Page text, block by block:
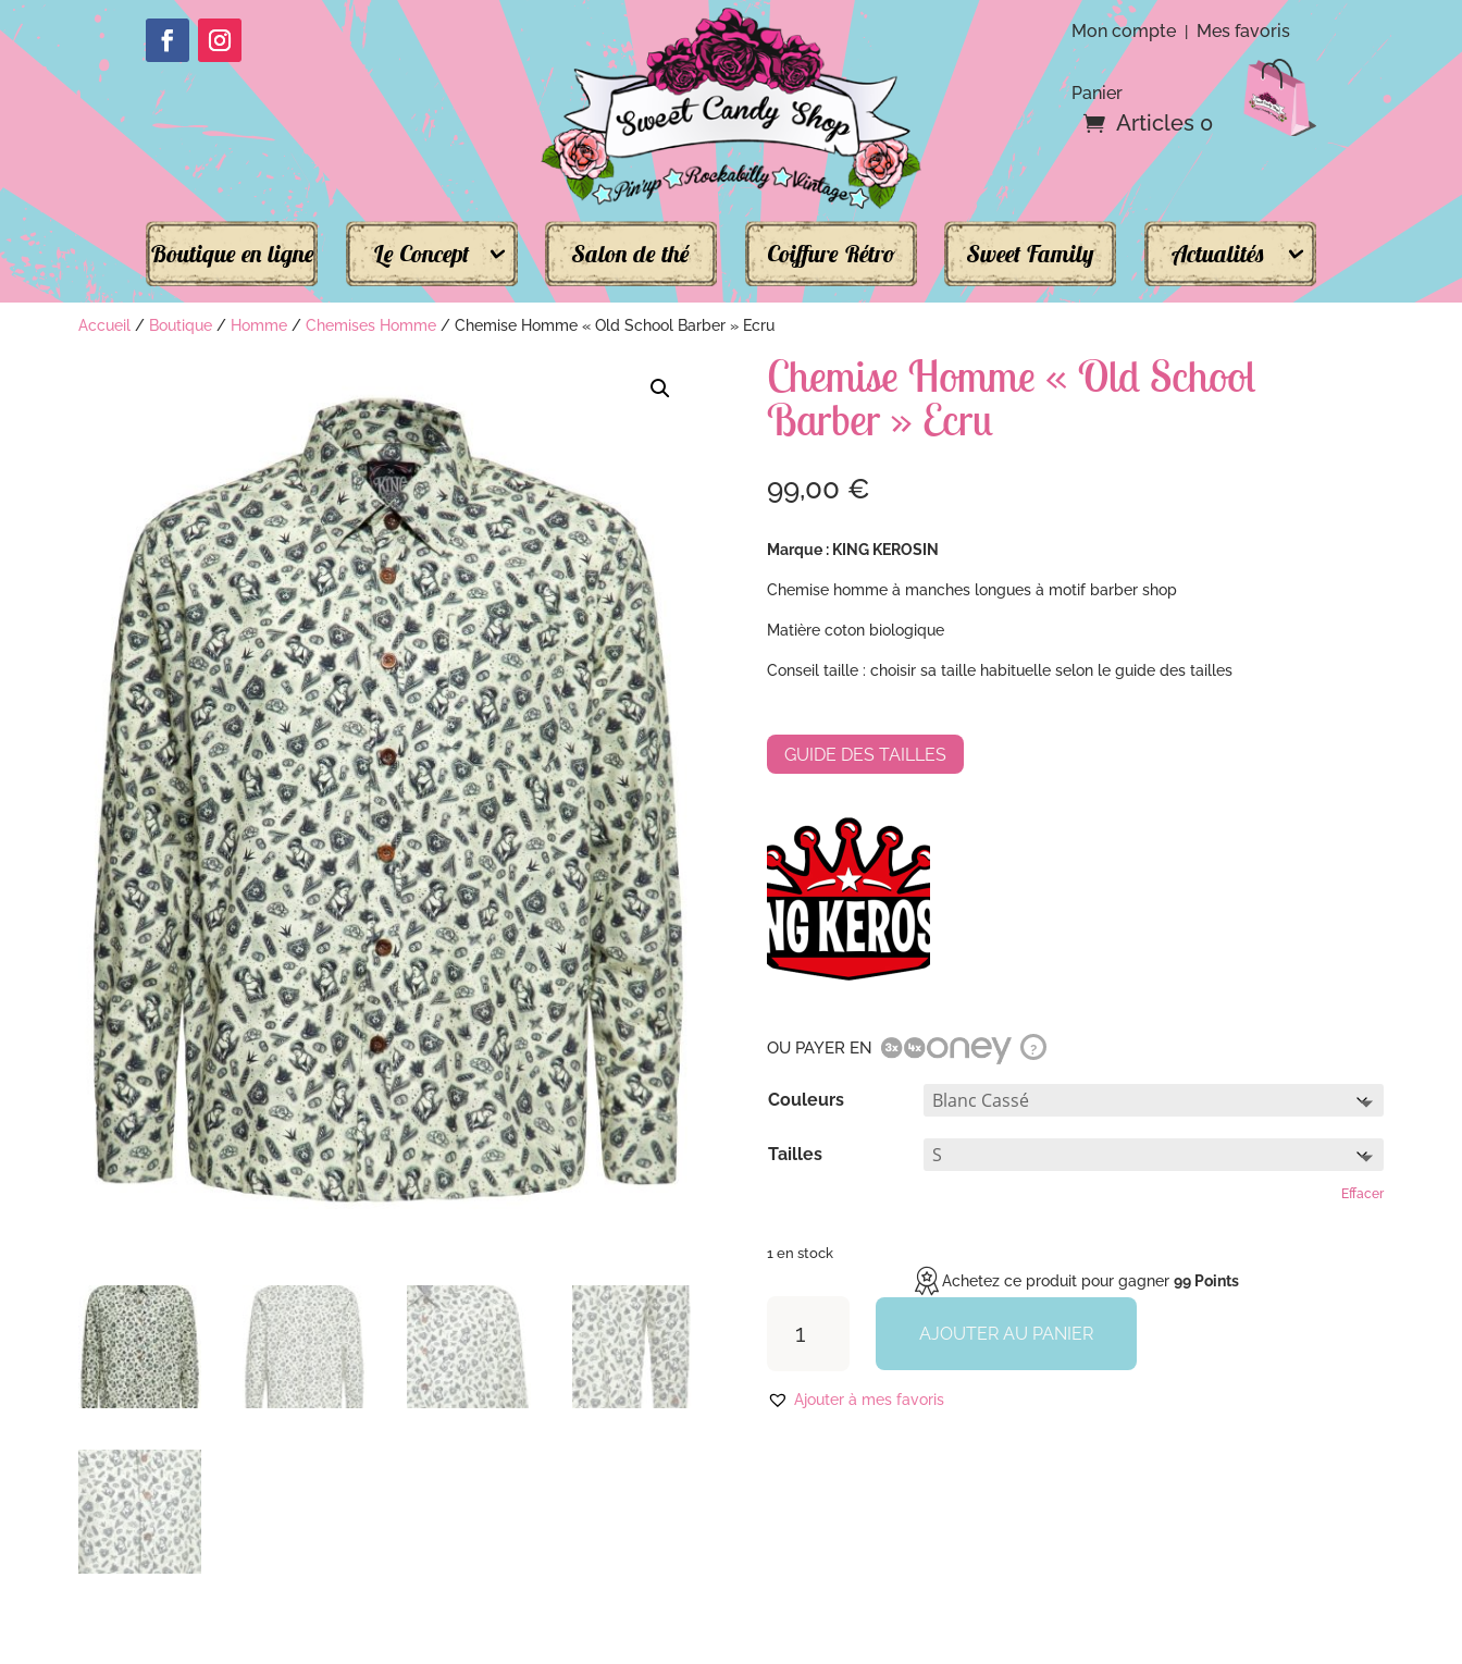
Mon compte Mes favoris
Panier
Articles 0
Boutique en ligne Le Concept Salon de thé Coiffure Rétro Sweet Family Actualités
Accueil / Boutique / Homme / Chemises Homme / Chemise Homme « Old School Barber » Ecru
Chemise Homme « Old School
Barber » Ecru
99,00 €
Marque : KING KEROSIN
Chemise homme à manches longues à motif barber shop
Matière coton biologique
Conseil taille : choisir sa taille habituelle selon le guide des tailles
GUIDE DES TAILLES
OU PAYER EN ?
Couleurs
Tailles
Effacer
1 en stock
Achetez ce produit pour gagner 99 Points
"Old
AJOUTER AU PANIER
Ajouter à mes favoris